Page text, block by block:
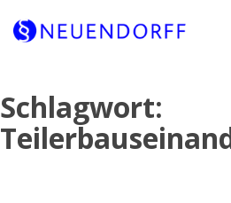
to
content
Schlagwort: